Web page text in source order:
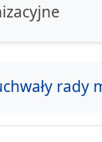
rady